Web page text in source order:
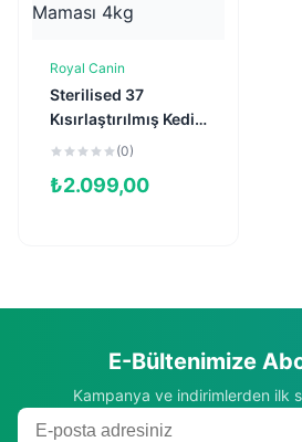
Sepete Ekle
Royal Canin
Sterilised 37
Kısırlaştırılmış Kedi
Maması 4kg
(0)
₺2.099,00
E-Bültenimize
Kampanya ve indirimlerden ilk